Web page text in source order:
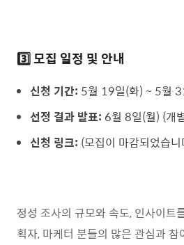
3️⃣ 모집 일정 및 안내
신청 기간: 5월 19일(화) ~ 5월
선정 결과 발표: 6월 8일(월) (개
신청 링크: (모집이 마감되었습
정성 조사의 규모와 속도, 인사이트
획자, 마케터 분들의 많은 관심과 참